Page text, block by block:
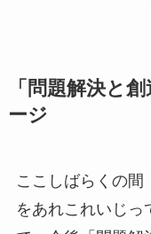
「問題解決と
ージ
ここしばらくの間
をあれこれいじっ